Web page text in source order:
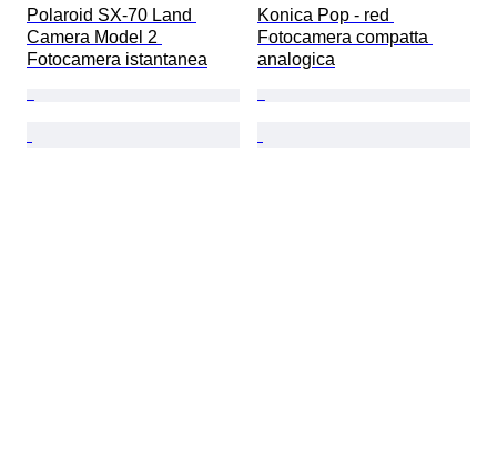
Polaroid SX-70 Land
Camera Model 2
Fotocamera istantanea
Konica Pop - red
Fotocamera compatta
analogica